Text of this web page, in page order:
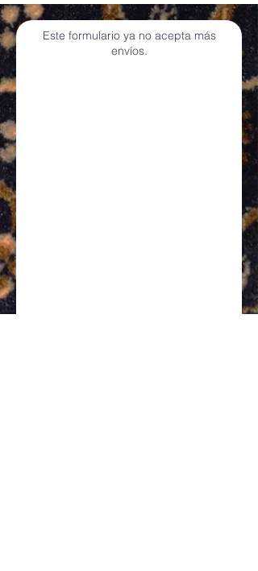
Este formulario ya no acepta más
envíos.